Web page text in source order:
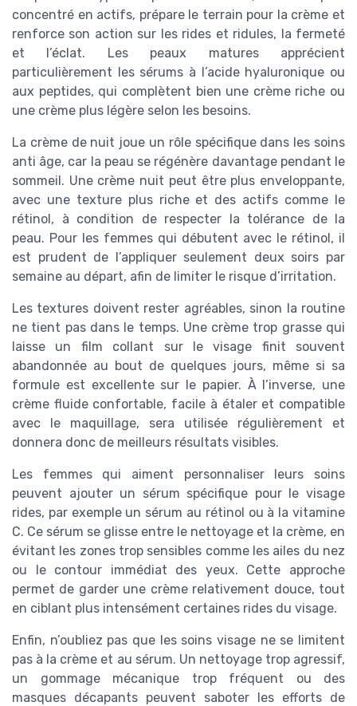
concentré en actifs, prépare le terrain pour la crème et
renforce son action sur les rides et ridules, la fermeté
et l’éclat. Les peaux matures apprécient
particulièrement les sérums à l’acide hyaluronique ou
aux peptides, qui complètent bien une crème riche ou
une crème plus légère selon les besoins.
La crème de nuit joue un rôle spécifique dans les soins
anti âge, car la peau se régénère davantage pendant le
sommeil. Une crème nuit peut être plus enveloppante,
avec une texture plus riche et des actifs comme le
rétinol, à condition de respecter la tolérance de la
peau. Pour les femmes qui débutent avec le rétinol, il
est prudent de l’appliquer seulement deux soirs par
semaine au départ, afin de limiter le risque d’irritation.
Les textures doivent rester agréables, sinon la routine
ne tient pas dans le temps. Une crème trop grasse qui
laisse un film collant sur le visage finit souvent
abandonnée au bout de quelques jours, même si sa
formule est excellente sur le papier. À l’inverse, une
crème fluide confortable, facile à étaler et compatible
avec le maquillage, sera utilisée régulièrement et
donnera donc de meilleurs résultats visibles.
Les femmes qui aiment personnaliser leurs soins
peuvent ajouter un sérum spécifique pour le visage
rides, par exemple un sérum au rétinol ou à la vitamine
C. Ce sérum se glisse entre le nettoyage et la crème, en
évitant les zones trop sensibles comme les ailes du nez
ou le contour immédiat des yeux. Cette approche
permet de garder une crème relativement douce, tout
en ciblant plus intensément certaines rides du visage.
Enfin, n’oubliez pas que les soins visage ne se limitent
pas à la crème et au sérum. Un nettoyage trop agressif,
un gommage mécanique trop fréquent ou des
masques décapants peuvent saboter les efforts de